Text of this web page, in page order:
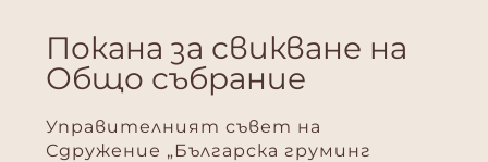
Покана за свикване на
Общо събрание
Управителният съвет на
Сдружение „Българска груминг